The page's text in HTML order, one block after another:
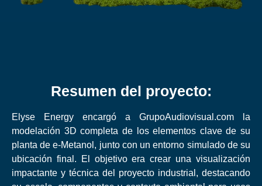
Resumen del proyecto:
Elyse Energy encargó a GrupoAudiovisual.com la
modelación 3D completa de los elementos clave de su
planta de e-Metanol, junto con un entorno simulado de su
ubicación final. El objetivo era crear una visualización
impactante y técnica del proyecto industrial, destacando